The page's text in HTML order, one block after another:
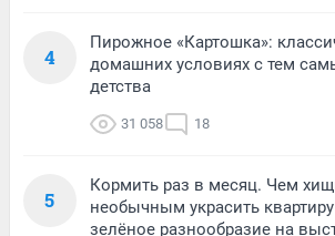
4
Пирожное «Картошка»:
домашних условиях с тем
детства
31 058 18
5
Кормить раз в месяц. Чем
необычным украсить
зелёное разнообразие на